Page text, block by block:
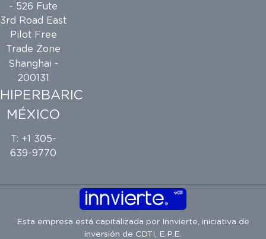
- 526 Fute
3rd Road East
Pilot Free
Trade Zone
Shanghai -
200131
HIPERBARIC
MÉXICO
T: +1 305-
639-9770
Esta empresa está capitalizada por Innvierte , iniciativa de
inversión de CDTI, E.P.E.